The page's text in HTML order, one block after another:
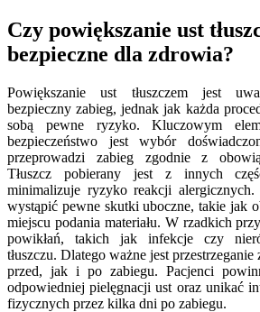
Czy powiększanie ust
bezpieczne dla zdrowia?
Powiększanie ust tłuszczem jest
bezpieczny zabieg, jednak jak każda
sobą pewne ryzyko. Kluczowym
bezpieczeństwo jest wybór
przeprowadzi zabieg zgodnie z
Tłuszcz pobierany jest z innych
minimalizuje ryzyko reakcji
wystąpić pewne skutki uboczne, takie jak
miejscu podania materiału. W rzadkich
powikłań, takich jak infekcje czy
tłuszczu. Dlatego ważne jest
przed, jak i po zabiegu. Pacjenci
odpowiedniej pielęgnacji ust oraz unikać
fizycznych przez kilka dni po zabiegu.